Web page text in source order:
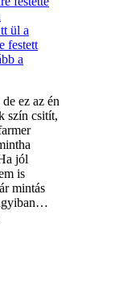
ez az én
szín csitít,
jól
is
mintás